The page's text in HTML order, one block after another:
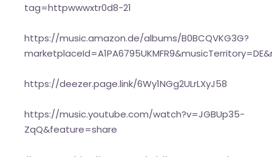
tag=httpwwwxtr0d8-21
https://music.amazon.de/albums/B0BCQVKG3G?
https://deezer.page.link/6Wy1NGg2ULrLXyJ58
https://music.youtube.com/watch?v=JGBUp35-
ZqQ&feature=share